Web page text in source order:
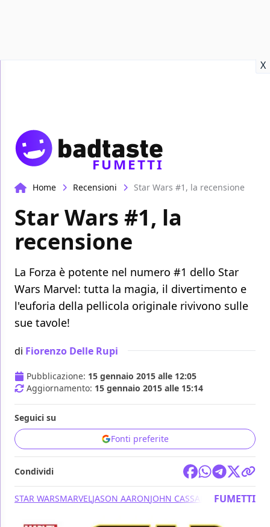
X
FUMETTI
Home Recensioni Star Wars #1, la recensione
Star Wars #1, la
recensione
La Forza è potente nel numero #1 dello Star
Wars Marvel: tutta la magia, il divertimento e
l'euforia della pellicola originale rivivono sulle
sue tavole!
di Fiorenzo Delle Rupi
Pubblicazione: 15 gennaio 2015 alle 12:05
Aggiornamento: 15 gennaio 2015 alle 15:14
Seguici su
Fonti preferite
Condividi
STAR WARSMARVELJASON AARONJOHN CASSADAYFUMETTI